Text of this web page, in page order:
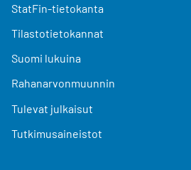
StatFin-tietokanta
Tilastotietokannat
Suomi lukuina
Rahanarvonmuunnin
Tulevat julkaisut
Tutkimusaineistot